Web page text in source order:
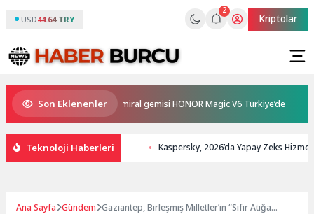
USD44.64 TRY
2
Kriptolar
Son Eklenenler
ve en güçlü katlanabilir amiral gemisi HONOR Magic V6 Türkiye’de
Teknoloji Haberleri Kaspersky, 2026’da Yapay Zeks
Ana Sayfa Gündem Gaziantep, Birleşmiş Milletler’in “Sıfır Atığa